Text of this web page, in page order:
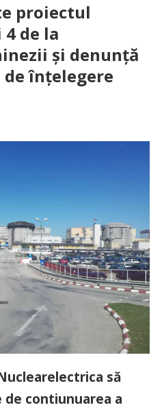
proiectul
de la
și denunță
înțelegere
să
contiunuarea a